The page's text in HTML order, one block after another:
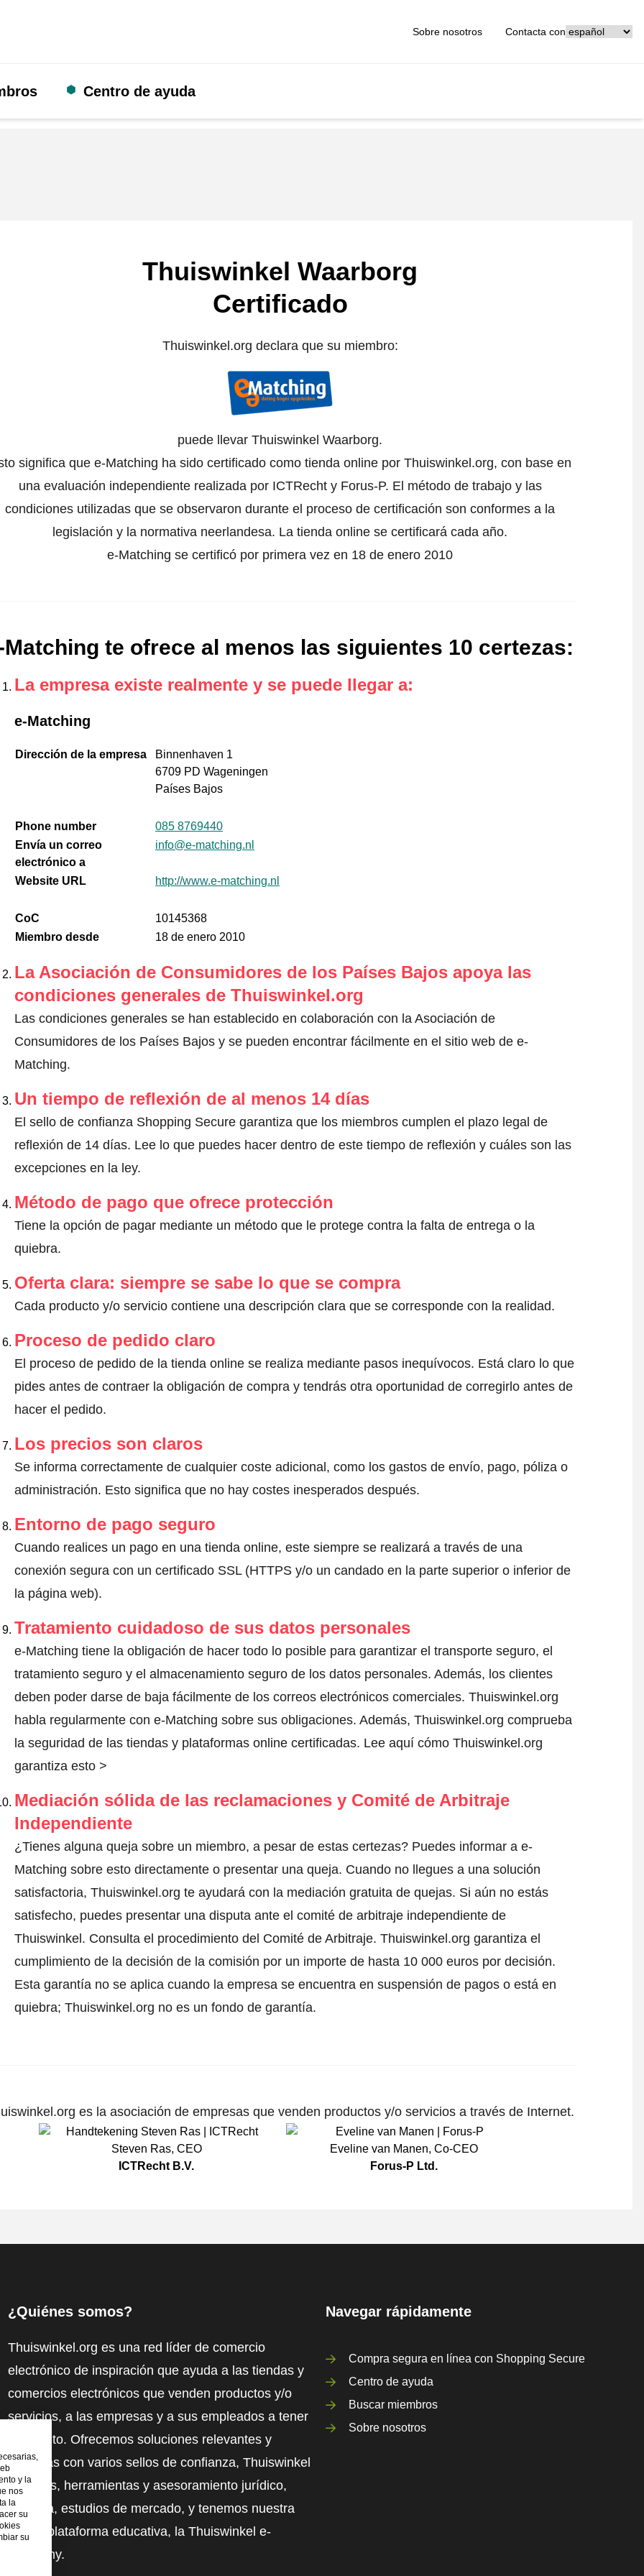
Sobre nosotros Contacta con
Centro de ayuda
Thuiswinkel Waarborg
Certificado
Thuiswinkel.org declara que su miembro:
puede llevar Thuiswinkel Waarborg.
significa que e-Matching ha sido certificado como tienda online por Thuiswinkel.org, con base en
una evaluación independiente realizada por ICTRecht y Forus-P. El método de trabajo y las
condiciones utilizadas que se observaron durante el proceso de certificación son conformes a la
legislación y la normativa neerlandesa. La tienda online se certificará cada año.
e-Matching se certificó por primera vez en 18 de enero 2010
Matching te ofrece al menos las siguientes 10 certezas:
La empresa existe realmente y se puede llegar a:
e-Matching
Dirección de la empresa
Binnenhaven 1
6709 PD Wageningen
Países Bajos
Phone number
085 8769440
Envía un correo
electrónico a
info@e-matching.nl
Website URL http://www.e-matching.nl
CoC
10145368
Miembro desde
18 de enero 2010
La Asociación de Consumidores de los Países Bajos apoya las
condiciones generales de Thuiswinkel.org
Las condiciones generales se han establecido en colaboración con la Asociación de
Consumidores de los Países Bajos y se pueden encontrar fácilmente en el sitio web de e-
Matching.
Un tiempo de reflexión de al menos 14 días
El sello de confianza Shopping Secure garantiza que los miembros cumplen el plazo legal de
reflexión de 14 días. Lee lo que puedes hacer dentro de este tiempo de reflexión y cuáles son las
excepciones en la ley.
Método de pago que ofrece protección
Tiene la opción de pagar mediante un método que le protege contra la falta de entrega o la
quiebra.
Oferta clara: siempre se sabe lo que se compra
Cada producto y/o servicio contiene una descripción clara que se corresponde con la realidad.
Proceso de pedido claro
El proceso de pedido de la tienda online se realiza mediante pasos inequívocos. Está claro lo que
pides antes de contraer la obligación de compra y tendrás otra oportunidad de corregirlo antes de
hacer el pedido.
Los precios son claros
Se informa correctamente de cualquier coste adicional, como los gastos de envío, pago, póliza o
administración. Esto significa que no hay costes inesperados después.
Entorno de pago seguro
Cuando realices un pago en una tienda online, este siempre se realizará a través de una
conexión segura con un certificado SSL (HTTPS y/o un candado en la parte superior o inferior de
la página web).
Tratamiento cuidadoso de sus datos personales
e-Matching tiene la obligación de hacer todo lo posible para garantizar el transporte seguro, el
tratamiento seguro y el almacenamiento seguro de los datos personales. Además, los clientes
deben poder darse de baja fácilmente de los correos electrónicos comerciales. Thuiswinkel.org
habla regularmente con e-Matching sobre sus obligaciones. Además, Thuiswinkel.org comprueba
la seguridad de las tiendas y plataformas online certificadas. Lee aquí cómo Thuiswinkel.org
garantiza esto >
Mediación sólida de las reclamaciones y Comité de Arbitraje
Independiente
¿Tienes alguna queja sobre un miembro, a pesar de estas certezas? Puedes informar a e-
Matching sobre esto directamente o presentar una queja. Cuando no llegues a una solución
satisfactoria, Thuiswinkel.org te ayudará con la mediación gratuita de quejas. Si aún no estás
satisfecho, puedes presentar una disputa ante el comité de arbitraje independiente de
Thuiswinkel. Consulta el procedimiento del Comité de Arbitraje. Thuiswinkel.org garantiza el
cumplimiento de la decisión de la comisión por un importe de hasta 10 000 euros por decisión.
Esta garantía no se aplica cuando la empresa se encuentra en suspensión de pagos o está en
quiebra; Thuiswinkel.org no es un fondo de garantía.
es la asociación de empresas que venden productos y/o servicios a través de Internet.
Steven Ras, CEO
ICTRecht B.V.
Eveline van Manen, Co-CEO
Forus-P Ltd.
¿Quiénes somos?
Thuiswinkel.org es una red líder de comercio
electrónico de inspiración que ayuda a las tiendas y
comercios electrónicos que venden productos y/o
servicios, a las empresas y a sus empleados a tener
más éxito. Ofrecemos soluciones relevantes y
prácticas con varios sellos de confianza, Thuiswinkel
Reviews, herramientas y asesoramiento jurídico,
defensa, estudios de mercado, y tenemos nuestra
propia plataforma educativa, la Thuiswinkel e-
Academy.
Navegar rápidamente
Compra segura en línea con Shopping Secure
Centro de ayuda
Buscar miembros
Sobre nosotros
y la
nos
la
su
su